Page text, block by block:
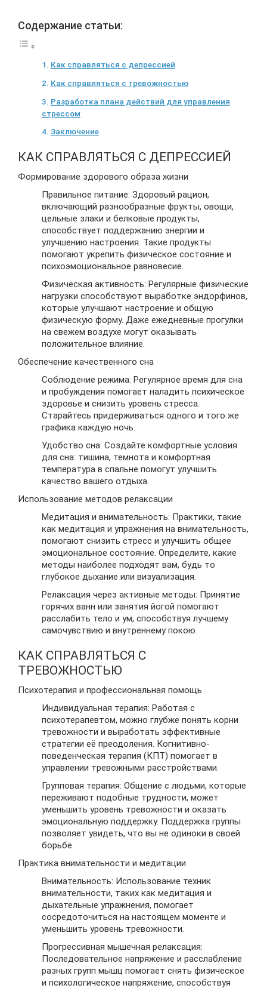
Содержание статьи:
Как справляться с депрессией
Как справляться с тревожностью
Разработка плана действий для управления
стрессом
Заключение
КАК СПРАВЛЯТЬСЯ С ДЕПРЕССИЕЙ
Формирование здорового образа жизни
Правильное питание: Здоровый рацион,
включающий разнообразные фрукты, овощи,
цельные злаки и белковые продукты,
способствует поддержанию энергии и
улучшению настроения. Такие продукты
помогают укрепить физическое состояние и
психоэмоциональное равновесие.
Физическая активность: Регулярные физические
нагрузки способствуют выработке эндорфинов,
которые улучшают настроение и общую
физическую форму. Даже ежедневные прогулки
на свежем воздухе могут оказывать
положительное влияние.
Обеспечение качественного сна
Соблюдение режима: Регулярное время для сна
и пробуждения помогает наладить психическое
здоровье и снизить уровень стресса.
Старайтесь придерживаться одного и того же
графика каждую ночь.
Удобство сна: Создайте комфортные условия
для сна: тишина, темнота и комфортная
температура в спальне помогут улучшить
качество вашего отдыха.
Использование методов релаксации
Медитация и внимательность: Практики, такие
как медитация и упражнения на внимательность,
помогают снизить стресс и улучшить общее
эмоциональное состояние. Определите, какие
методы наиболее подходят вам, будь то
глубокое дыхание или визуализация.
Релаксация через активные методы: Принятие
горячих ванн или занятия йогой помогают
расслабить тело и ум, способствуя лучшему
самочувствию и внутреннему покою.
КАК СПРАВЛЯТЬСЯ С
ТРЕВОЖНОСТЬЮ
Психотерапия и профессиональная помощь
Индивидуальная терапия: Работая с
психотерапевтом, можно глубже понять корни
тревожности и выработать эффективные
стратегии её преодоления. Когнитивно-
поведенческая терапия (КПТ) помогает в
управлении тревожными расстройствами.
Групповая терапия: Общение с людьми, которые
переживают подобные трудности, может
уменьшить уровень тревожности и оказать
эмоциональную поддержку. Поддержка группы
позволяет увидеть, что вы не одиноки в своей
борьбе.
Практика внимательности и медитации
Внимательность: Использование техник
внимательности, таких как медитация и
дыхательные упражнения, помогает
сосредоточиться на настоящем моменте и
уменьшить уровень тревожности.
Прогрессивная мышечная релаксация:
Последовательное напряжение и расслабление
разных групп мышц помогает снять физическое
и психологическое напряжение, способствуя